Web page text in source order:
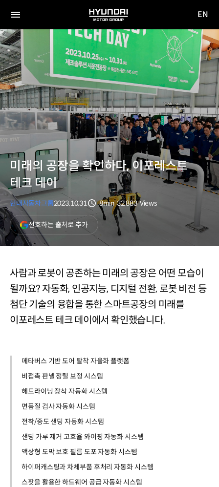
전체
메뉴
HYUNDAI
MOTOR
GROUP
사이
이동
EN
미래의 공장을 확인하다, 이포레스트
테크 데이
현대자동차그룹2023.10.31
분량
8min
조회수
32,883 Views
선호하는 출처로 추가(새
창
열림)
사람과 로봇이 공존하는 미래의 공장은 어떤 모습이
될까요? 자동화, 인공지능, 디지털 전환, 로봇 비전 등
첨단 기술의 융합을 통한 스마트공장의 미래를
이포레스트 테크 데이에서 확인했습니다.
메타버스 기반 도어 탈착 자율화 플랫폼
비접촉 판넬 정렬 보정 시스템
헤드라이닝 장착 자동화 시스템
면품질 검사 자동화 시스템
전착/중도 샌딩 자동화 시스템
샌딩 가루 제거 고효율 와이핑 자동화 시스템
액상형 도막 보호 필름 도포 자동화 시스템
하이퍼캐스팅과 차체부품 후처리 자동화 시스템
스팟을 활용한 하드웨어 공급 자동화 시스템